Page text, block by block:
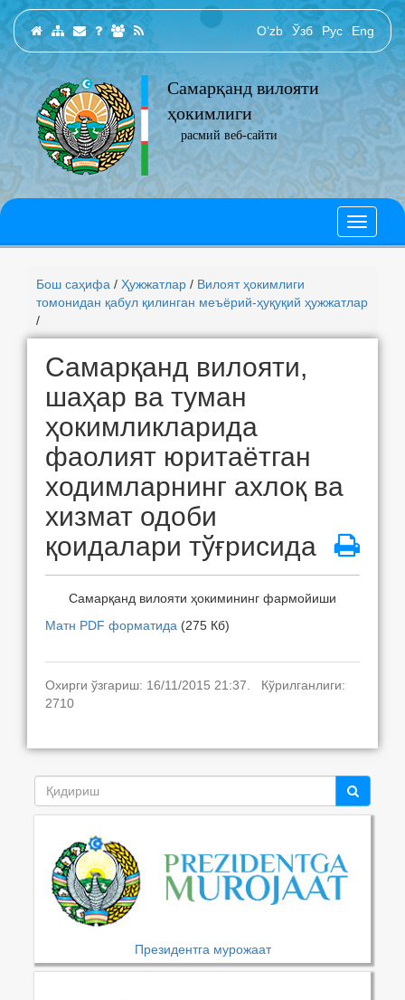
O‘zb Ўзб Рус Eng
Самарқанд вилояти
ҳокимлиги
расмий веб-сайти
Бош саҳифа / Ҳужжатлар / Вилоят ҳокимлиги
томонидан қабул қилинган меъёрий-ҳуқуқий ҳужжатлар
/
Самарқанд вилояти,
шаҳар ва туман
ҳокимликларида
фаолият юритаётган
ходимларнинг ахлоқ ва
хизмат одоби
қоидалари тўғрисида
Самарқанд вилояти ҳокимининг фармойиши
Матн PDF форматида (275 Кб)
Охирги ўзгариш: 16/11/2015 21:37. Кўрилганлиги:
2710
Президентга мурожаат